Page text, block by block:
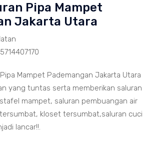
Pipa Mampet
Jakarta Utara
Mampet Pademangan Jakarta Utara
yang tuntas serta memberikan saluran
mampet, saluran pembuangan air
kloset tersumbat,saluran cuci
lancar!!.